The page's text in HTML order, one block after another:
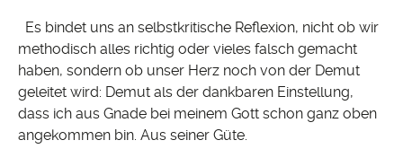
Es bindet uns an selbstkritische Reflexion, nicht ob wir
methodisch alles richtig oder vieles falsch gemacht
haben, sondern ob unser Herz noch von der Demut
geleitet wird: Demut als der dankbaren Einstellung,
dass ich aus Gnade bei meinem Gott schon ganz oben
angekommen bin. Aus seiner Güte.